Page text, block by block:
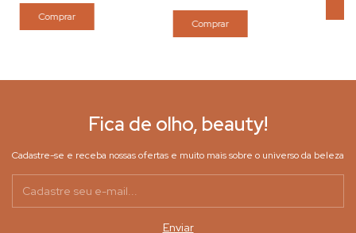
Comprar
Comprar
Fica de olho, beauty!
Cadastre-se e receba nossas ofertas e muito mais sobre o universo da beleza